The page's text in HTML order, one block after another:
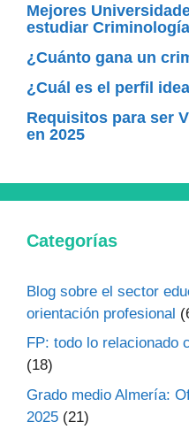
Mejores
estudiar Criminología
¿Cuánto gana un
¿Cuál es el perfil
Requisitos para ser
en 2025
Categorías
Blog sobre el sector
orientación profesional
FP: todo lo relacionado
(18)
Grado medio Almería:
2025 (21)